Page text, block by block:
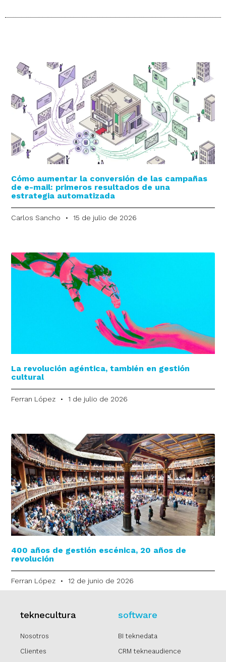
Cómo aumentar la conversión de las campañas
de e-mail: primeros resultados de una
estrategia automatizada
Carlos Sancho 15 de julio de 2026
La revolución agéntica, también en gestión
cultural
Ferran López 1 de julio de 2026
400 años de gestión escénica, 20 años de
revolución
Ferran López 12 de junio de 2026
teknecultura
Nosotros
Clientes
software
BI teknedata
CRM tekneaudience